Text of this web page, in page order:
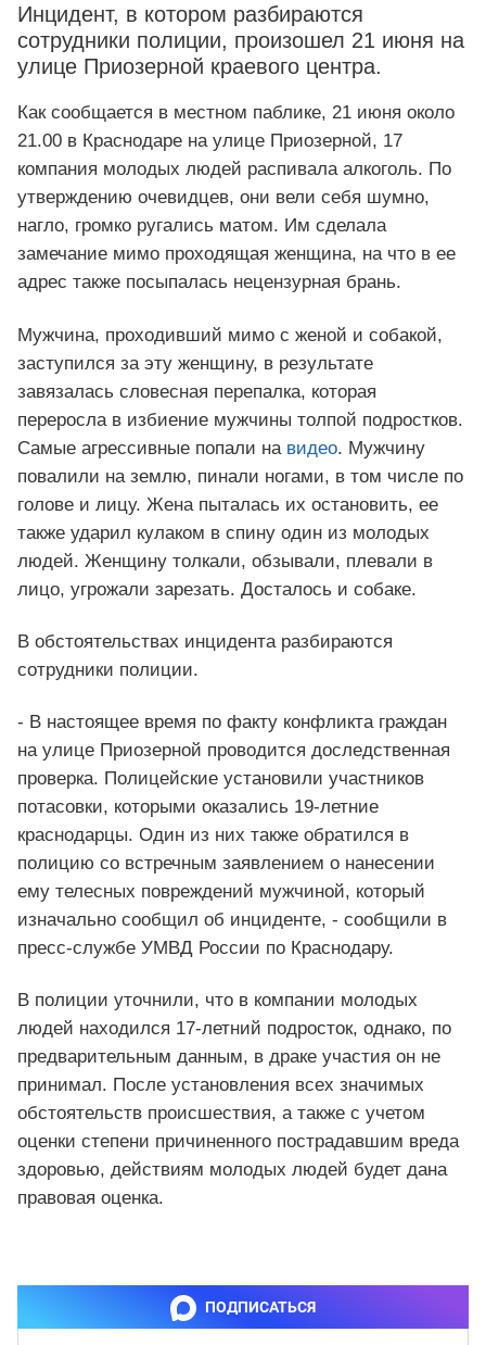
Инцидент, в котором разбираются
сотрудники полиции, произошел 21 июня на
улице Приозерной краевого центра.
Как сообщается в местном паблике, 21 июня около
21.00 в Краснодаре на улице Приозерной, 17
компания молодых людей распивала алкоголь. По
утверждению очевидцев, они вели себя шумно,
нагло, громко ругались матом. Им сделала
замечание мимо проходящая женщина, на что в ее
адрес также посыпалась нецензурная брань.
Мужчина, проходивший мимо с женой и собакой,
заступился за эту женщину, в результате
завязалась словесная перепалка, которая
переросла в избиение мужчины толпой подростков.
Самые агрессивные попали на видео. Мужчину
повалили на землю, пинали ногами, в том числе по
голове и лицу. Жена пыталась их остановить, ее
также ударил кулаком в спину один из молодых
людей. Женщину толкали, обзывали, плевали в
лицо, угрожали зарезать. Досталось и собаке.
В обстоятельствах инцидента разбираются
сотрудники полиции.
- В настоящее время по факту конфликта граждан
на улице Приозерной проводится доследственная
проверка. Полицейские установили участников
потасовки, которыми оказались 19-летние
краснодарцы. Один из них также обратился в
полицию со встречным заявлением о нанесении
ему телесных повреждений мужчиной, который
изначально сообщил об инциденте, - сообщили в
пресс-службе УМВД России по Краснодару.
В полиции уточнили, что в компании молодых
людей находился 17-летний подросток, однако, по
предварительным данным, в драке участия он не
принимал. После установления всех значимых
обстоятельств происшествия, а также с учетом
оценки степени причиненного пострадавшим вреда
здоровью, действиям молодых людей будет дана
правовая оценка.
ПОДПИСАТЬСЯ